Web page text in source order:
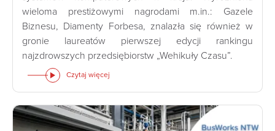
wieloma prestiżowymi nagrodami m.in.: Gazele
Biznesu, Diamenty Forbesa, znalazła się również w
gronie laureatów pierwszej edycji rankingu
najzdrowszych przedsiębiorstw „Wehikuły Czasu”.
Czytaj więcej